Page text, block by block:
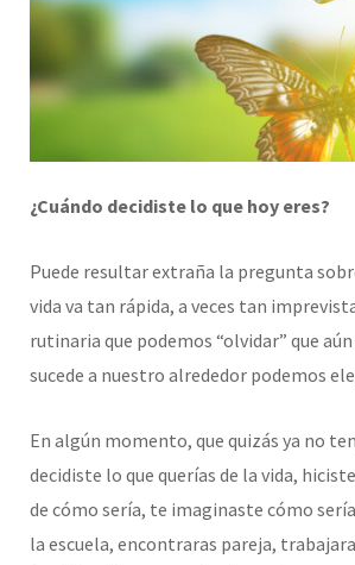
¿Cuándo decidiste lo que hoy eres?
Puede resultar extraña la pregunta
vida va tan rápida, a veces tan
rutinaria que podemos “olvidar” que
sucede a nuestro alrededor podemos
En algún momento, que quizás ya no
decidiste lo que querías de la vida,
de cómo sería, te imaginaste cómo
la escuela, encontraras pareja,